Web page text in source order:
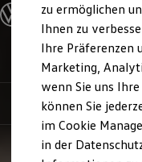
ID. Cross
Highlights
Modelle und
Konfigurator
Modelle
Autosuche
Elektroautos
ENERGY
SUV und CUV
Familienautos
Kombis
zu ermöglichen
Ihnen zu
Ihre Präferenzen
Marketing,
wenn Sie uns
können Sie
im Cookie
in der